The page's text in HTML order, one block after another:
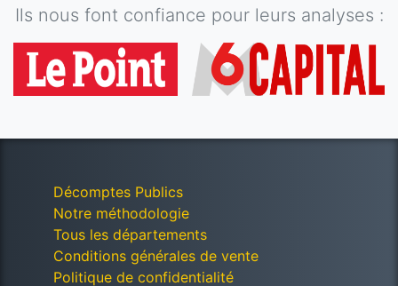
Ils nous font confiance pour leurs analyses :
Décomptes Publics
Notre méthodologie
Tous les départements
Conditions générales de vente
Politique de confidentialité